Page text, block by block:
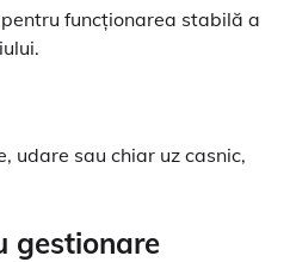
funcționarea stabilă a
udare sau chiar uz casnic,
gestionare